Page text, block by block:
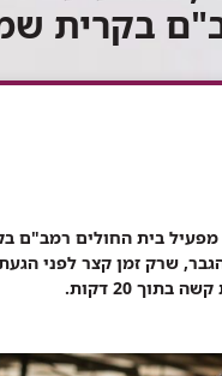
בקרית
אותו מפעיל בית החולים
שרק זמן קצר לפני
20 דקות.